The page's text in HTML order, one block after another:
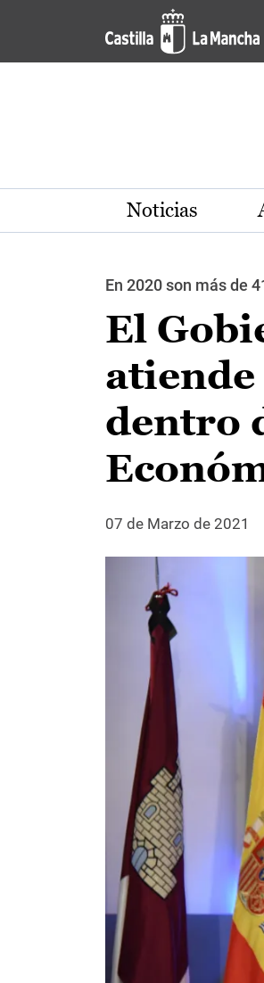
Pasar al contenido principal
Noticias
En 2020 son más de
El
atiende
dentro
07 de Marzo de 2021